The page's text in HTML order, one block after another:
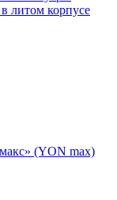
литом корпусе
(YON max)